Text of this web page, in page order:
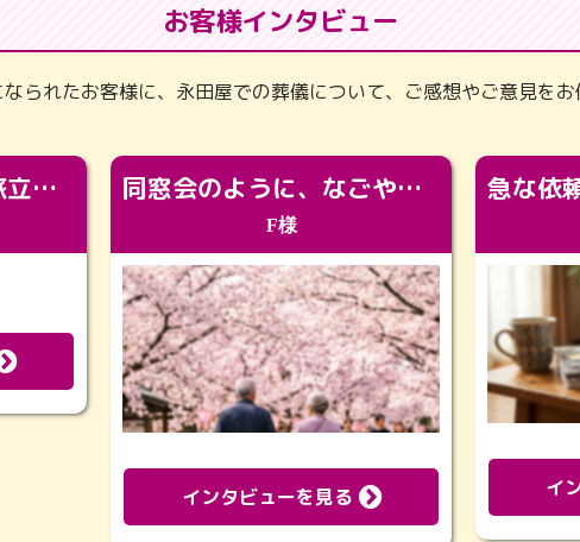
お客様インタビュー
られたお客様に、永田屋での葬儀について、ご感想やご意見をお
「カッコよくなって旅立っていってくれました（笑）もっとカッコいいって言ってあげればよかったな」 同窓会のように、なごやかに。92歳の旅立ちを彩った、再会と感謝の場
F様
インタビューを見る イ